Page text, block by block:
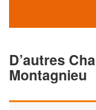
D’autres
Montagnieu